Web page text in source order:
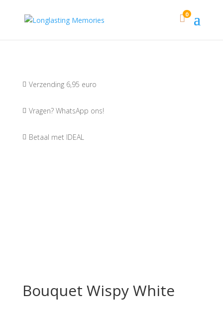
0
 Verzending 6,95 euro
 Vragen? WhatsApp ons!
 Betaal met IDEAL
Bouquet Wispy White